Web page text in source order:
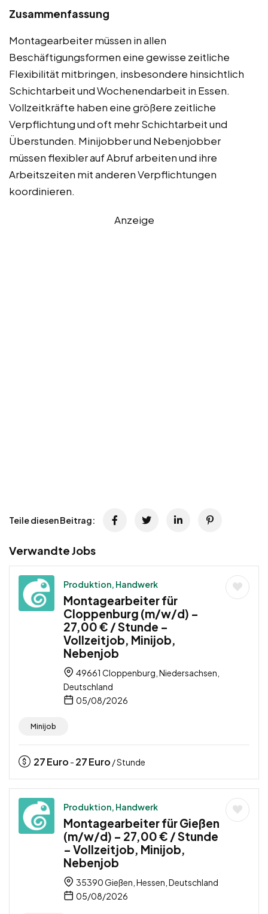
Zusammenfassung
Montagearbeiter müssen in allen
Beschäftigungsformen eine gewisse zeitliche
Flexibilität mitbringen, insbesondere hinsichtlich
Schichtarbeit und Wochenendarbeit in Essen.
Vollzeitkräfte haben eine größere zeitliche
Verpflichtung und oft mehr Schichtarbeit und
Überstunden. Minijobber und Nebenjobber
müssen flexibler auf Abruf arbeiten und ihre
Arbeitszeiten mit anderen Verpflichtungen
koordinieren.
Anzeige
Teile diesen Beitrag:
Verwandte Jobs
Produktion, Handwerk
Montagearbeiter für
Cloppenburg (m/w/d) –
27,00 € / Stunde –
Vollzeitjob, Minijob,
Nebenjob
49661 Cloppenburg, Niedersachsen,
Deutschland
05/08/2026
Minijob
27Euro - 27Euro / Stunde
Produktion, Handwerk
Montagearbeiter für Gießen
(m/w/d) – 27,00 € / Stunde
– Vollzeitjob, Minijob,
Nebenjob
35390 Gießen, Hessen, Deutschland
05/08/2026